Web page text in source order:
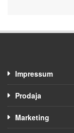
Impressum
Prodaja
Marketing